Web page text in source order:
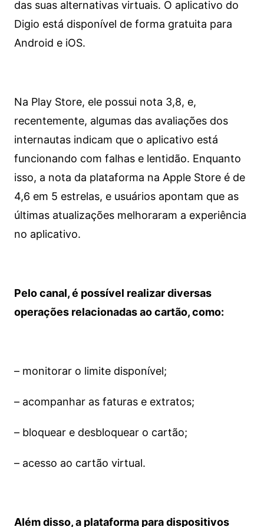
das suas alternativas virtuais. O aplicativo do
Digio está disponível de forma gratuita para
Android e iOS.
Na Play Store, ele possui nota 3,8, e,
recentemente, algumas das avaliações dos
internautas indicam que o aplicativo está
funcionando com falhas e lentidão. Enquanto
isso, a nota da plataforma na Apple Store é de
4,6 em 5 estrelas, e usuários apontam que as
últimas atualizações melhoraram a experiência
no aplicativo.
Pelo canal, é possível realizar diversas
operações relacionadas ao cartão, como:
– monitorar o limite disponível;
– acompanhar as faturas e extratos;
– bloquear e desbloquear o cartão;
– acesso ao cartão virtual.
Além disso, a plataforma para dispositivos